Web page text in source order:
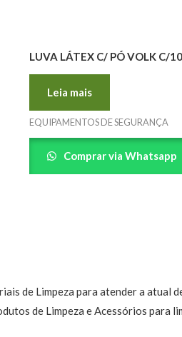
LUVA LÁTEX C/ PÓ VOLK C/
Leia mais
EQUIPAMENTOS DE SEGURANÇA
Comprar via Whatsapp
de Limpeza para atender a atual
de Limpeza e Acessórios